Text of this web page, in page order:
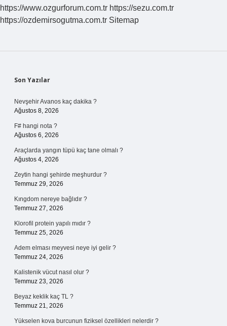
https://www.ozgurforum.com.tr https://sezu.com.tr
https://ozdemirsogutma.com.tr Sitemap
Sidebar
Son Yazılar
Nevşehir Avanos kaç dakika ?
Ağustos 8, 2026
F# hangi nota ?
Ağustos 6, 2026
Araçlarda yangın tüpü kaç tane olmalı ?
Ağustos 4, 2026
Zeytin hangi şehirde meşhurdur ?
Temmuz 29, 2026
Kıngdom nereye bağlıdır ?
Temmuz 27, 2026
Klorofil protein yapılı mıdır ?
Temmuz 25, 2026
Adem elması meyvesi neye iyi gelir ?
Temmuz 24, 2026
Kalistenik vücut nasıl olur ?
Temmuz 23, 2026
Beyaz keklik kaç TL ?
Temmuz 21, 2026
Yükselen kova burcunun fiziksel özellikleri nelerdir ?